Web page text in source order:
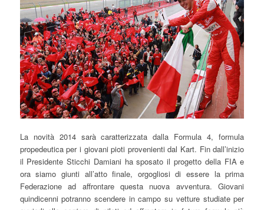
La novità 2014 sarà caratterizzata dalla Formula 4, formula
propedeutica per i giovani pioti provenienti dal Kart. Fin dall’inizio
il Presidente Sticchi Damiani ha sposato il progetto della FIA e
ora siamo giunti all’atto finale, orgogliosi di essere la prima
Federazione ad affrontare questa nuova avventura. Giovani
quindicenni potranno scendere in campo su vetture studiate per